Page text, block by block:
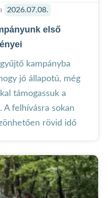
első
kampányba
jó állapotú, még
támogassuk a
A felhívásra sokan
rövid idő
2026.07.08.